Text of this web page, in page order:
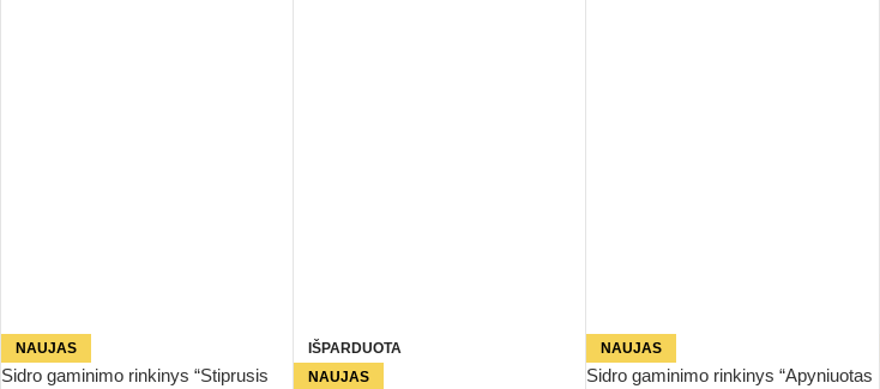
NAUJAS
Sidro gaminimo rinkinys “Stiprusis
IŠPARDUOTA
NAUJAS
NAUJAS
Sidro gaminimo rinkinys “Apyniuotas